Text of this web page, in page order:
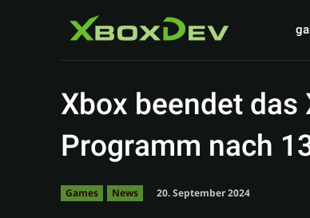
Xbox beendet
Programm nach
Games News 20. September 2024